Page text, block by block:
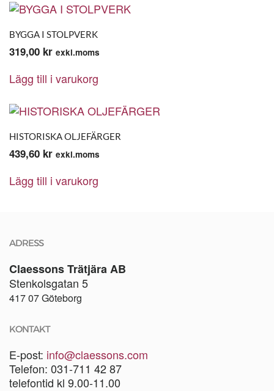
BYGGA I STOLPVERK
319,00 kr exkl.moms
Lägg till i varukorg
HISTORISKA OLJEFÄRGER
439,60 kr exkl.moms
Lägg till i varukorg
ADRESS
Claessons Trätjära AB
Stenkolsgatan 5
417 07 Göteborg
KONTAKT
E-post: info@claessons.com
Telefon: 031-711 42 87
telefontid kl 9.00-11.00